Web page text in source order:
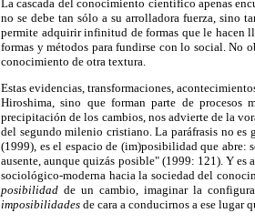
La cascada del conocimiento científico apenas
no se debe tan sólo a su arrolladora fuerza, sino
permite adquirir infinitud de formas que le hacen
formas y métodos para fundirse con lo social. No
conocimiento de otra textura.
Estas evidencias, transformaciones,
Hiroshima, sino que forman parte de procesos
precipitación de los cambios, nos advierte de la
del segundo milenio cristiano. La paráfrasis no
(1999), es el espacio de (im)posibilidad que abre:
ausente, aunque quizás posible" (1999: 121). Y
sociológico-moderna hacia la sociedad del
posibilidad de un cambio, imaginar la
imposibilidades de cara a conducirnos a ese lugar